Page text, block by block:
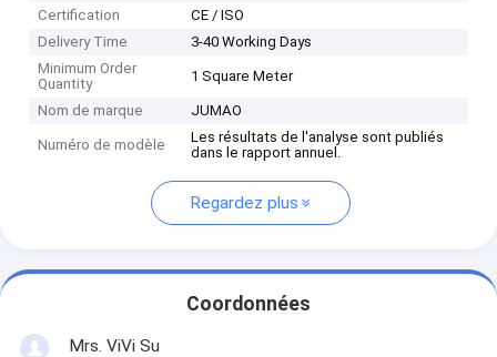
Certification
CE / ISO
Delivery Time
3-40 Working Days
Minimum Order
Quantity
1 Square Meter
Nom de marque JUMAO
Numéro de modèle
Les résultats de l'analyse sont publiés
dans le rapport annuel.
Regardez plus
Coordonnées
Mrs. ViVi Su